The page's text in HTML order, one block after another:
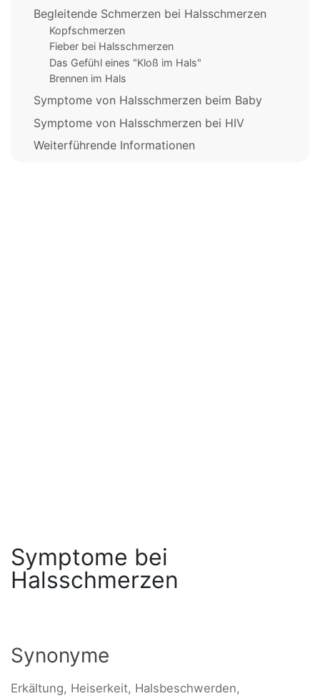
Begleitende Schmerzen bei Halsschmerzen
Kopfschmerzen
Fieber bei Halsschmerzen
Das Gefühl eines "Kloß im Hals"
Brennen im Hals
Symptome von Halsschmerzen beim Baby
Symptome von Halsschmerzen bei HIV
Weiterführende Informationen
Symptome bei
Halsschmerzen
Synonyme
Erkältung, Heiserkeit, Halsbeschwerden,